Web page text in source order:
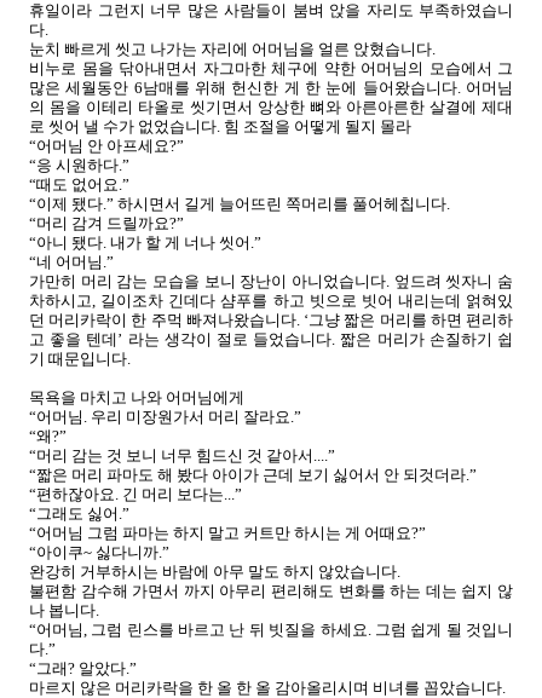
휴일이라 그런지 너무 많은 사람들이 붐벼 앉을 자리도 부족하였습니
다.
눈치 빠르게 씻고 나가는 자리에 어머님을 얼른 앉혔습니다.
비누로 몸을 닦아내면서 자그마한 체구에 약한 어머님의 모습에서 그
많은 세월동안 6남매를 위해 헌신한 게 한 눈에 들어왔습니다. 어머님
의 몸을 이테리 타올로 씻기면서 앙상한 뼈와 아른아른한 살결에 제대
로 씻어 낼 수가 없었습니다. 힘 조절을 어떻게 될지 몰라
“어머님 안 아프세요?”
“응 시원하다.”
“때도 없어요.”
“이제 됐다.” 하시면서 길게 늘어뜨린 쪽머리를 풀어헤칩니다.
“머리 감겨 드릴까요?”
“아니 됐다. 내가 할 게 너나 씻어.”
“네 어머님.”
가만히 머리 감는 모습을 보니 장난이 아니었습니다. 엎드려 씻자니 숨
차하시고, 길이조차 긴데다 샴푸를 하고 빗으로 빗어 내리는데 얽혀있
던 머리카락이 한 주먹 빠져나왔습니다. ‘그냥 짧은 머리를 하면 편리하
고 좋을 텐데’ 라는 생각이 절로 들었습니다. 짧은 머리가 손질하기 쉽
기 때문입니다.
목욕을 마치고 나와 어머님에게
“어머님. 우리 미장원가서 머리 잘라요.”
“왜?”
“머리 감는 것 보니 너무 힘드신 것 같아서....”
“짧은 머리 파마도 해 봤다 아이가 근데 보기 싫어서 안 되것더라.”
“편하잖아요. 긴 머리 보다는...”
“그래도 싫어.”
“어머님 그럼 파마는 하지 말고 커트만 하시는 게 어때요?”
“아이쿠~ 싫다니까.”
완강히 거부하시는 바람에 아무 말도 하지 않았습니다.
불편함 감수해 가면서 까지 아무리 편리해도 변화를 하는 데는 쉽지 않
나 봅니다.
“어머님, 그럼 린스를 바르고 난 뒤 빗질을 하세요. 그럼 쉽게 될 것입니
다.”
“그래? 알았다.”
마르지 않은 머리카락을 한 올 한 올 감아올리시며 비녀를 꼽았습니다.